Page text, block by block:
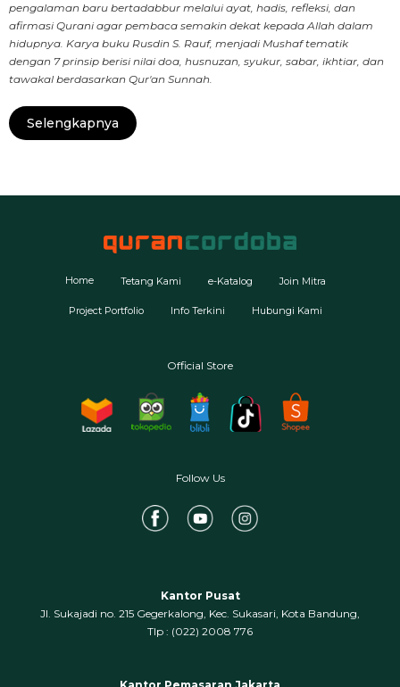
pengalaman baru bertadabbur melalui ayat, hadis, refleksi, dan
afirmasi Qurani agar pembaca semakin dekat kepada Allah dalam
hidupnya. Karya buku Rusdin S. Rauf, menjadi Mushaf tematik
dengan 7 prinsip berisi nilai doa, husnuzan, syukur, sabar, ikhtiar, dan
tawakal berdasarkan Qur'an Sunnah.
Selengkapnya
Home Tetang Kami e-Katalog Join Mitra
Project Portfolio Info Terkini Hubungi Kami
Official Store
Follow Us
Kantor Pusat
Jl. Sukajadi no. 215 Gegerkalong, Kec. Sukasari, Kota Bandung,
‍Tlp : (022) 2008 776